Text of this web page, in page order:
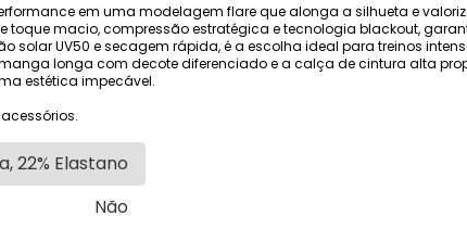
em uma modelagem flare que alonga a silhueta e
macio, compressão estratégica e tecnologia blackout,
solar UV50 e secagem rápida, é a escolha ideal para treinos
longa com decote diferenciado e a calça de cintura alta
estética impecável.
22% Elastano
Não